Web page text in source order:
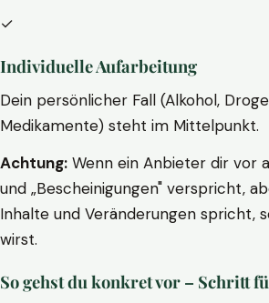
✓
Individuelle Aufarbeitung
Dein persönlicher Fall (Alkohol,
Medikamente) steht im Mittelpunkt.
Achtung: Wenn ein Anbieter dir vor
und „Bescheinigungen" verspricht,
Inhalte und Veränderungen spricht,
wirst.
So gehst du konkret vor – Schritt